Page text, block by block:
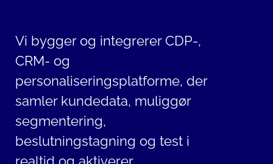
Vi bygger og integrerer CDP-,
CRM- og
personaliseringsplatforme, der
samler kundedata, muliggør
segmentering,
beslutningstagning og test i